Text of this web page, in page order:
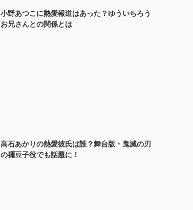
小野あつこに熱愛報道はあった？ゆういちろう
お兄さんとの関係とは
高石あかりの熱愛彼氏は誰？舞台版・鬼滅の刃
の禰豆子役でも話題に！